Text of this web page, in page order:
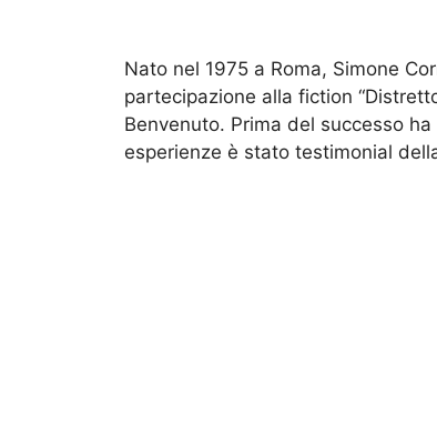
Nato nel 1975 a Roma, Simone
partecipazione alla fiction
Benvenuto. Prima del successo
esperienze è stato testimonial